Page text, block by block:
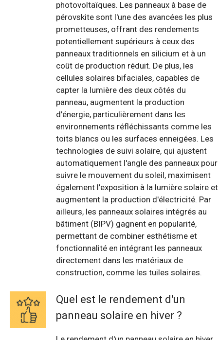
photovoltaïques. Les panneaux à base de
pérovskite sont l'une des avancées les plus
prometteuses, offrant des rendements
potentiellement supérieurs à ceux des
panneaux traditionnels en silicium et à un
coût de production réduit. De plus, les
cellules solaires bifaciales, capables de
capter la lumière des deux côtés du
panneau, augmentent la production
d'énergie, particulièrement dans les
environnements réfléchissants comme les
toits blancs ou les surfaces enneigées. Les
technologies de suivi solaire, qui ajustent
automatiquement l'angle des panneaux pour
suivre le mouvement du soleil, maximisent
également l'exposition à la lumière solaire et
augmentent la production d'électricité. Par
ailleurs, les panneaux solaires intégrés au
bâtiment (BIPV) gagnent en popularité,
permettant de combiner esthétisme et
fonctionnalité en intégrant les panneaux
directement dans les matériaux de
construction, comme les tuiles solaires.
Quel est le rendement d'un
panneau solaire en hiver ?